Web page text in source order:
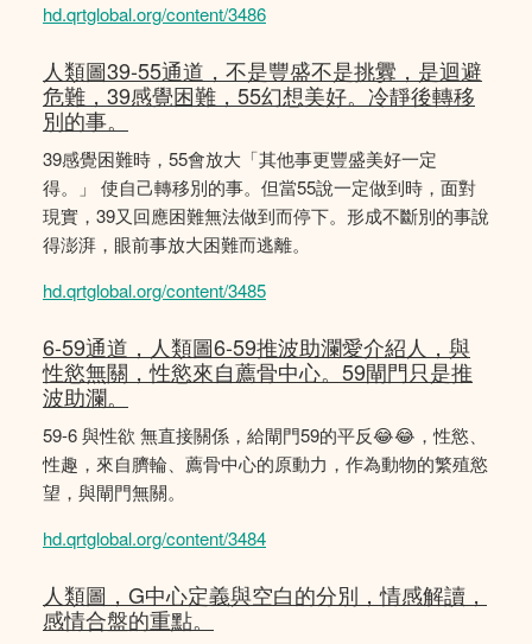
hd.qrtglobal.org/content/3486
人類圖39-55通道，不是豐盛不是挑釁，是迴避
危難，39感覺困難，55幻想美好。冷靜後轉移
別的事。
39感覺困難時，55會放大「其他事更豐盛美好一定
得。」 使自己轉移別的事。但當55說一定做到時，面對
現實，39又回應困難無法做到而停下。形成不斷別的事說
得澎湃，眼前事放大困難而逃離。
hd.qrtglobal.org/content/3485
6-59通道，人類圖6-59推波助瀾愛介紹人，與
性慾無關，性慾來自薦骨中心。59閘門只是推
波助瀾。
59-6 與性欲 無直接關係，給閘門59的平反😂😂，性慾、
性趣，來自臍輪、薦骨中心的原動力，作為動物的繁殖慾
望，與閘門無關。
hd.qrtglobal.org/content/3484
人類圖，G中心定義與空白的分別，情感解讀，
感情合盤的重點。